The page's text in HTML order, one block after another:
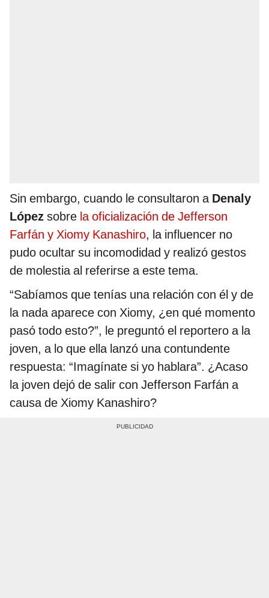
Sin embargo, cuando le consultaron a Denaly
López sobre la oficialización de Jefferson
Farfán y Xiomy Kanashiro, la influencer no
pudo ocultar su incomodidad y realizó gestos
de molestia al referirse a este tema.
“Sabíamos que tenías una relación con él y de
la nada aparece con Xiomy, ¿en qué momento
pasó todo esto?”, le preguntó el reportero a la
joven, a lo que ella lanzó una contundente
respuesta: “Imagínate si yo hablara”. ¿Acaso
la joven dejó de salir con Jefferson Farfán a
causa de Xiomy Kanashiro?